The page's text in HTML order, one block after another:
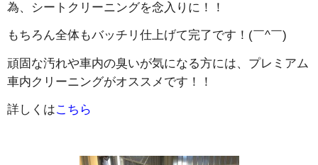
為、シートクリーニングを念入りに！！
もちろん全体もバッチリ仕上げて完了です！(￣^￣)ゞ
頑固な汚れや車内の臭いが気になる方には、プレミアム
車内クリーニングがオススメです！！
詳しくはこちら